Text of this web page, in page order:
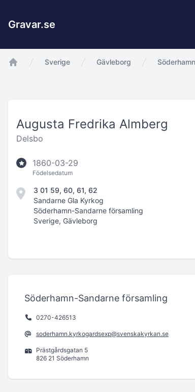
Gravar.se
Sverige Gävleborg
Augusta Fredrika Almberg
Delsbo
1860-03-29
Födelsedatum
3 01 59, 60, 61, 62
Sandarne Gla Kyrkog
Söderhamn-Sandarne församling
Sverige, Gävleborg
Söderhamn-Sandarne församling
0270-426513
soderhamn.kyrkogardsexp@svenskakyrkan.se
Prästgårdsgatan 5
826 21 Söderhamn